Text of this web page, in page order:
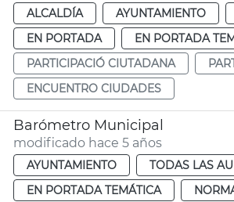
ALCALDÍA AYUNTAMIENTO
EN PORTADA
EN PORTADA
PARTICIPACIÓ CIUTADANA
ENCUENTRO CIUDADES
Barómetro Municipal
modificado hace 5 años
AYUNTAMIENTO TODAS LAS
EN PORTADA TEMÁTICA